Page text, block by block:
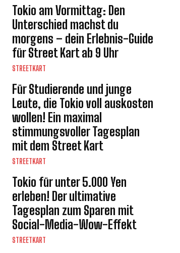
Tokio am Vormittag: Den
Unterschied machst du
morgens – dein Erlebnis-Guide
für Street Kart ab 9 Uhr
STREETKART
Für Studierende und junge
Leute, die Tokio voll auskosten
wollen! Ein maximal
stimmungsvoller Tagesplan
mit dem Street Kart
STREETKART
Tokio für unter 5.000 Yen
erleben! Der ultimative
Tagesplan zum Sparen mit
Social-Media-Wow-Effekt
STREETKART